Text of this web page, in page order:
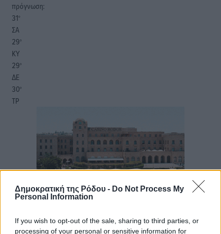
Δημοκρατική της Ρόδου - Do Not Process My
Personal Information
If you wish to opt-out of the sale, sharing to third parties, or
processing of your personal or sensitive information for
πρόγνωση:
31°
ΣΑ
29°
ΚΥ
29°
ΔΕ
30°
ΤΡ